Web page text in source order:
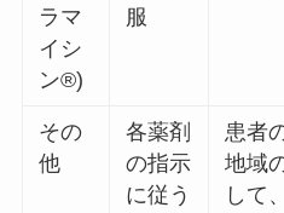
ラマ
イシ
ン®)
服
その
他
各薬剤
の指示
に従う
患者
地域
して